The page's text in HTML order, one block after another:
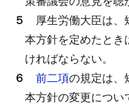
５ 厚生労働大臣は
本方針を定めたとき
ければならない。
６ 前二項の規定は、
本方針の変更につい